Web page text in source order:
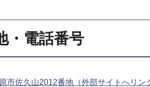
・電話番号
市佐久山2012番地（外部サイトへリン